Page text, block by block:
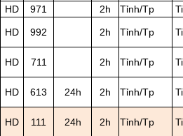
HD 971 2h Tỉnh/Tp
HD 992 2h Tỉnh/Tp
HD 711 2h Tỉnh/Tp
HD 613 24h 2h Tỉnh/Tp
HD 111 24h 2h Tỉnh/Tp